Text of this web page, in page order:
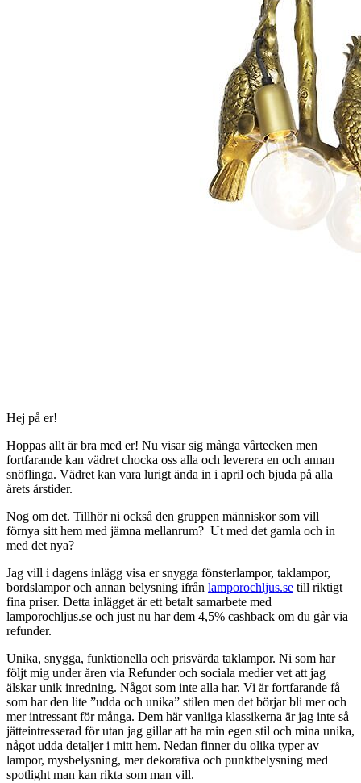
Hej på er!
Hoppas allt är bra med er! Nu visar sig många vårtecken men
fortfarande kan vädret chocka oss alla och leverera en och annan
snöflinga. Vädret kan vara lurigt ända in i april och bjuda på alla
årets årstider.
Nog om det. Tillhör ni också den gruppen människor som vill
förnya sitt hem med jämna mellanrum? Ut med det gamla och in
med det nya?
Jag vill i dagens inlägg visa er snygga fönsterlampor, taklampor,
bordslampor och annan belysning ifrån lamporochljus.se till riktigt
fina priser. Detta inlägget är ett betalt samarbete med
lamporochljus.se och just nu har dem 4,5% cashback om du går via
refunder.
Unika, snygga, funktionella och prisvärda taklampor. Ni som har
följt mig under åren via Refunder och sociala medier vet att jag
älskar unik inredning. Något som inte alla har. Vi är fortfarande få
som har den lite ”udda och unika” stilen men det börjar bli mer och
mer intressant för många. Dem här vanliga klassikerna är jag inte så
jätteintresserad för utan jag gillar att ha min egen stil och mina unika,
något udda detaljer i mitt hem. Nedan finner du olika typer av
lampor, mysbelysning, mer dekorativa och punktbelysning med
spotlight man kan rikta som man vill.